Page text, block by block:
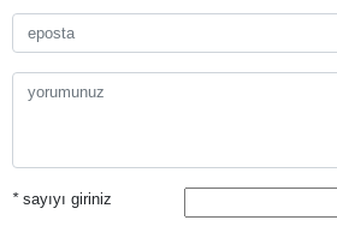
*sayıyı giriniz